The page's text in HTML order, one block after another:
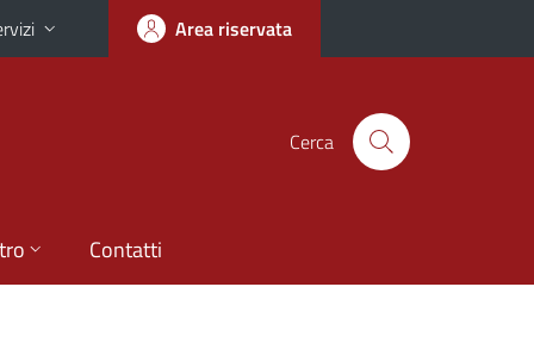
Area riservata
Cerca
Contatti